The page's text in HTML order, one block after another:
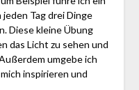
Tag drei Dinge
Diese kleine Übung
das Licht zu sehen und
umgebe ich
inspirieren und